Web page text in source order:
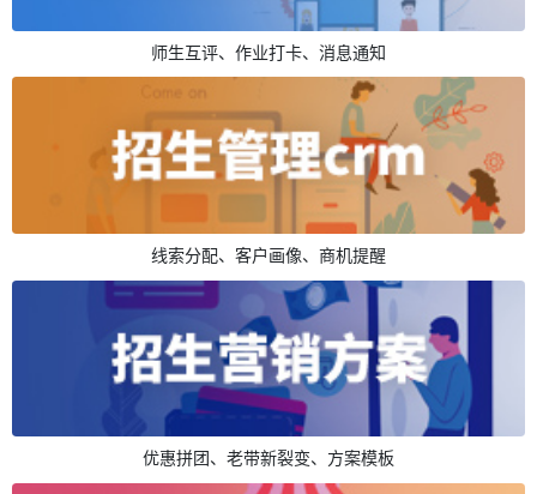
师生互评、作业打卡、消息通知
线索分配、客户画像、商机提醒
优惠拼团、老带新裂变、方案模板